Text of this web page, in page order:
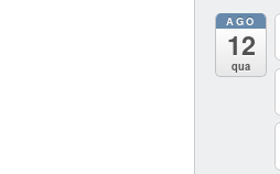
AGO
12
qua